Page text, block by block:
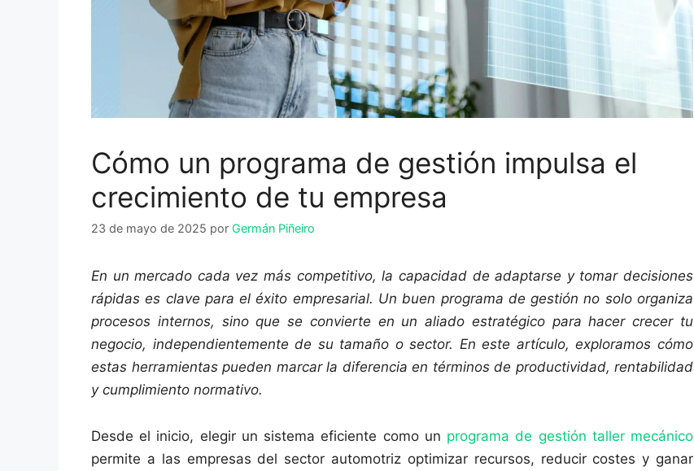
Cómo un programa de gestión impulsa el
crecimiento de tu empresa
23 de mayo de 2025 por Germán Piñeiro
En un mercado cada vez más competitivo, la capacidad de adaptarse y tomar decisiones
rápidas es clave para el éxito empresarial. Un buen programa de gestión no solo organiza
procesos internos, sino que se convierte en un aliado estratégico para hacer crecer tu
negocio, independientemente de su tamaño o sector. En este artículo, exploramos cómo
estas herramientas pueden marcar la diferencia en términos de productividad, rentabilidad
y cumplimiento normativo.
Desde el inicio, elegir un sistema eficiente como un programa de gestión taller mecánico
permite a las empresas del sector automotriz optimizar recursos, reducir costes y ganar